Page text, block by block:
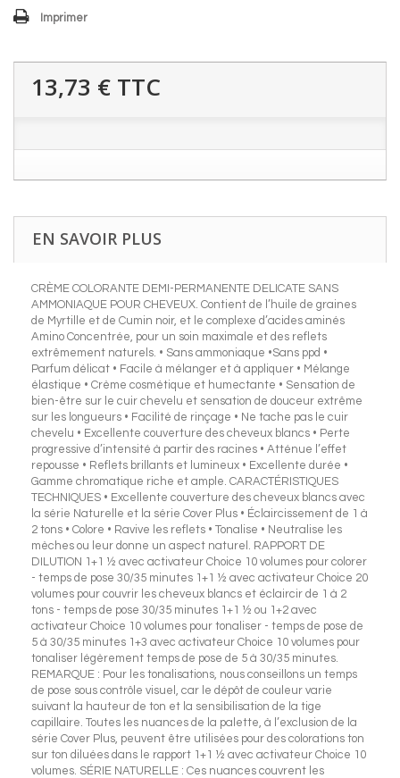
Imprimer
13,73 € TTC
EN SAVOIR PLUS
CRÈME COLORANTE DEMI-PERMANENTE DELICATE SANS
AMMONIAQUE POUR CHEVEUX. Contient de l’huile de graines
de Myrtille et de Cumin noir, et le complexe d’acides aminés
Amino Concentrée, pour un soin maximale et des reflets
extrêmement naturels. • Sans ammoniaque •Sans ppd •
Parfum délicat • Facile à mélanger et à appliquer • Mélange
élastique • Crème cosmétique et humectante • Sensation de
bien-être sur le cuir chevelu et sensation de douceur extrême
sur les longueurs • Facilité de rinçage • Ne tache pas le cuir
chevelu • Excellente couverture des cheveux blancs • Perte
progressive d’intensité à partir des racines • Atténue l’effet
repousse • Reflets brillants et lumineux • Excellente durée •
Gamme chromatique riche et ample. CARACTÉRISTIQUES
TECHNIQUES • Excellente couverture des cheveux blancs avec
la série Naturelle et la série Cover Plus • Éclaircissement de 1 à
2 tons • Colore • Ravive les reflets • Tonalise • Neutralise les
mèches ou leur donne un aspect naturel. RAPPORT DE
DILUTION 1+1 ½ avec activateur Choice 10 volumes pour colorer
- temps de pose 30/35 minutes 1+1 ½ avec activateur Choice 20
volumes pour couvrir les cheveux blancs et éclaircir de 1 à 2
tons - temps de pose 30/35 minutes 1+1 ½ ou 1+2 avec
activateur Choice 10 volumes pour tonaliser - temps de pose de
5 à 30/35 minutes 1+3 avec activateur Choice 10 volumes pour
tonaliser légèrement temps de pose de 5 à 30/35 minutes.
REMARQUE : Pour les tonalisations, nous conseillons un temps
de pose sous contrôle visuel, car le dépôt de couleur varie
suivant la hauteur de ton et la sensibilisation de la tige
capillaire. Toutes les nuances de la palette, à l’exclusion de la
série Cover Plus, peuvent être utilisées pour des colorations ton
sur ton diluées dans le rapport 1+1 ½ avec activateur Choice 10
volumes. SÉRIE NATURELLE : Ces nuances couvrent les